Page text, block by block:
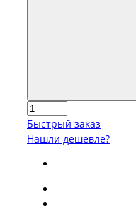
Быстрый заказ
Нашли дешевле?